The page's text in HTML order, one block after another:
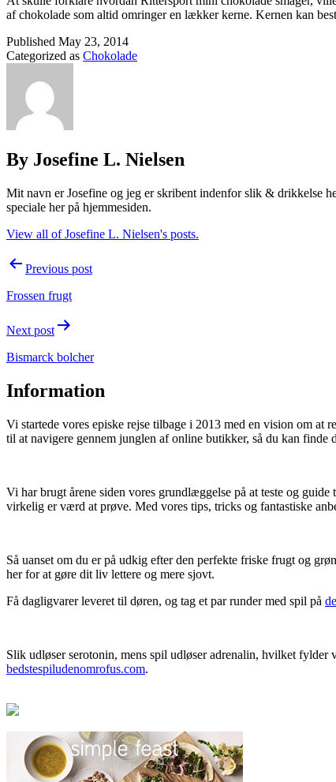
af chokolade som altid omringer en lækker kerne. Kernen kan
Published May 23, 2014
Categorized as Chokolade
By Josefine L. Nielsen
Mit navn er Josefine og jeg er skribent indenfor slik & drikkelse
speciale her på hjemmesiden.
View all of Josefine L. Nielsen's posts.
PostPrevious post
Frossen frugt
Next post
Bismarck bolcher
Information
Vi startede vores episke rejse tilbage i 2013 med en vision om
til at navigere gennem junglen af online butikker, så du kan
Vi har brugt årene siden vores grundlæggelse på at teste og
virkelig er værd at prøve. Med vores tips, tricks og fantastiske
Så uanset om du er på udkig efter den perfekte friske frugt og
her for at gøre dit liv lettere og mere sjovt.
Få dagligvarer leveret til døren, og tag et par runder med spil på
Slik udløser serotonin, mens spil udløser adrenalin, hvilket
bedstespiludenomrofus.com.